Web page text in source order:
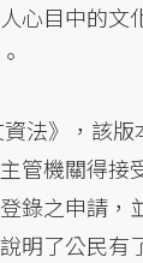
心目中的文
法》，該
管機關得接
錄之申請，
明了公民有